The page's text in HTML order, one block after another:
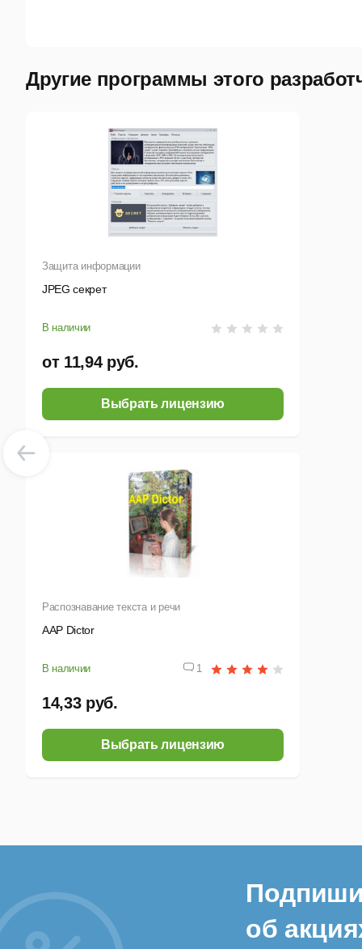
Другие программы этого
Защита информации
JPEG секрет
В наличии
от 11,94 руб.
Выбрать лицензию
Распознавание текста и речи
AAP Dictor
В наличии 1
14,33 руб.
Выбрать лицензию
об